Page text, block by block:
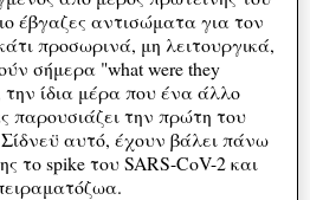
έβγαζες αντισώματα για τον
προσωρινά, μη λειτουργικά,
σήμερα "what were they
την ίδια μέρα που ένα άλλο
παρουσιάζει την πρώτη του
αυτό, έχουν βάλει πάνω
το spike του SARS-CoV-2 και